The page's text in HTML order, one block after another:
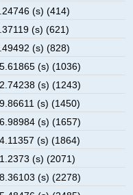
(s) (414)
(s) (621)
(s) (828)
(s) (1036)
(s) (1243)
(s) (1450)
(s) (1657)
(s) (1864)
(s) (2071)
(s) (2278)